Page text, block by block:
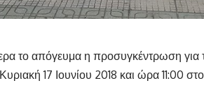
το απόγευμα η προσυγκέντρωση για
17 Ιουνίου 2018 και ώρα 11:00